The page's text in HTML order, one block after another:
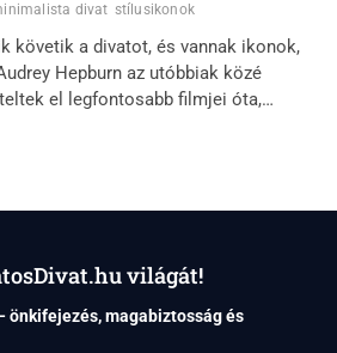
divat stílusikonok
követik a divatot, és vannak ikonok,
Hepburn az utóbbiak közé
el legfontosabb filmjei óta,…
világát!
önkifejezés, magabiztosság és